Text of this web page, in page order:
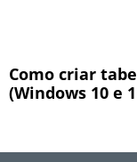
Como criar
(Windows 10 e